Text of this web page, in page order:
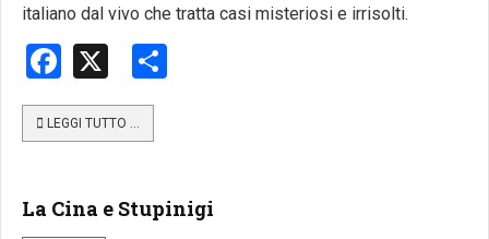
italiano dal vivo che tratta casi misteriosi e irrisolti.
Facebook
LEGGI TUTTO …
La Cina e Stupinigi